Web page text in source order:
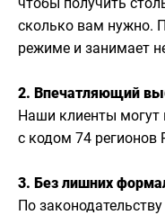
сколько вам нужно.
режиме и занимает
2. Впечатляющий
Наши клиенты могут
с кодом 74 регионов
3. Без лишних
По